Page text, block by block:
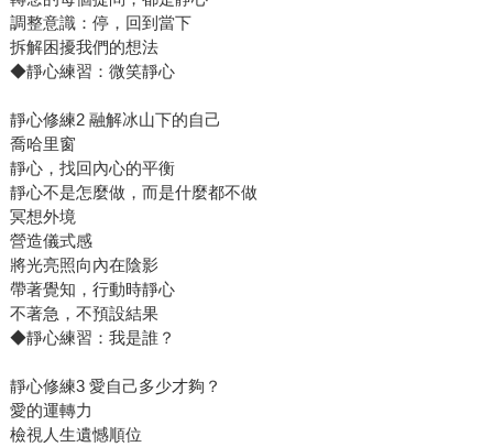
調整意識：停，回到當下
拆解困擾我們的想法
◆靜心練習：微笑靜心
靜心修練2 融解冰山下的自己
喬哈里窗
靜心，找回內心的平衡
靜心不是怎麼做，而是什麼都不做
冥想外境
營造儀式感
將光亮照向內在陰影
帶著覺知，行動時靜心
不著急，不預設結果
◆靜心練習：我是誰？
靜心修練3 愛自己多少才夠？
愛的運轉力
檢視人生遺憾順位